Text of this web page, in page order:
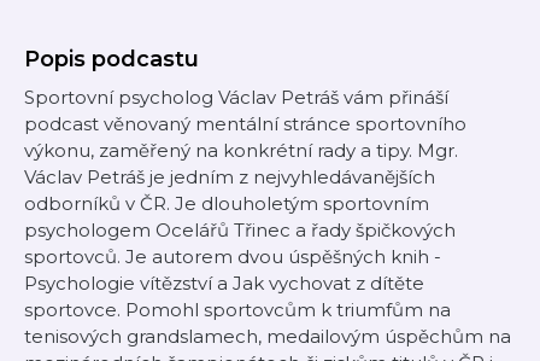
Popis podcastu
Sportovní psycholog Václav Petráš vám přináší
podcast věnovaný mentální stránce sportovního
výkonu, zaměřený na konkrétní rady a tipy. Mgr.
Václav Petráš je jedním z nejvyhledávanějších
odborníků v ČR. Je dlouholetým sportovním
psychologem Ocelářů Třinec a řady špičkových
sportovců. Je autorem dvou úspěšných knih -
Psychologie vítězství a Jak vychovat z dítěte
sportovce. Pomohl sportovcům k triumfům na
tenisových grandslamech, medailovým úspěchům na